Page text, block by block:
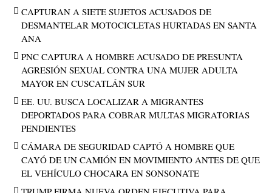
CAPTURAN A SIETE SUJETOS ACUSADOS DE
DESMANTELAR MOTOCICLETAS HURTADAS EN SANTA
ANA
PNC CAPTURA A HOMBRE ACUSADO DE PRESUNTA
AGRESIÓN SEXUAL CONTRA UNA MUJER ADULTA
MAYOR EN CUSCATLÁN SUR
EE. UU. BUSCA LOCALIZAR A MIGRANTES
DEPORTADOS PARA COBRAR MULTAS MIGRATORIAS
PENDIENTES
CÁMARA DE SEGURIDAD CAPTÓ A HOMBRE QUE
CAYÓ DE UN CAMIÓN EN MOVIMIENTO ANTES DE QUE
EL VEHÍCULO CHOCARA EN SONSONATE